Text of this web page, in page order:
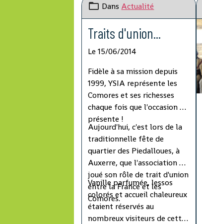
Dans Actualité
Traits d'union...
Le 15/06/2014
Fidèle à sa mission depuis
1999, YSIA représente les
Comores et ses richesses
chaque fois que l'occasion se
présente !
Aujourd'hui, c'est lors de la
traditionnelle fête de
quartier des Piedalloues, à
Auxerre, que l'association a
joué son rôle de trait d'union
entre la France et les
Comores.
Vanille parfumée, lessos
colorés et accueil chaleureux
étaient réservés au
nombreux visiteurs de cette